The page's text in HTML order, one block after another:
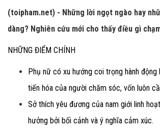
(toipham.net) - Những lời ngọt ngào hay
dàng? Nghiên cứu mới cho thấy điều gì
NHỮNG ĐIỂM CHÍNH
Phụ nữ có xu hướng coi trọng hành động
tiến hóa của người chăm sóc, vốn luôn
Sở thích yêu đương của nam giới linh
hưởng bởi bối cảnh và ý nghĩa cảm xúc.